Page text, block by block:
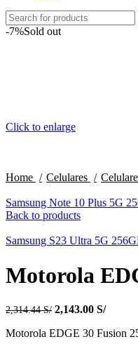
-7%Sold out
Click to enlarge
Home Celulares
Samsung Note 10 Plus 5G
Back to products
Samsung S23 Ultra 5G
Motorola
2,314.44S/ 2,143.00 S/
Motorola EDGE 30 Fusion